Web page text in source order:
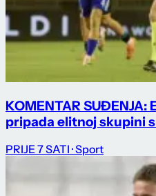
KOMENTAR SUĐENJA:
pripada elitnoj skupini
PRIJE 7 SATI · Sport